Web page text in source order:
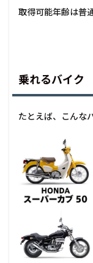
取得可能年齢は普
乗れるバイク
たとえば、こんな